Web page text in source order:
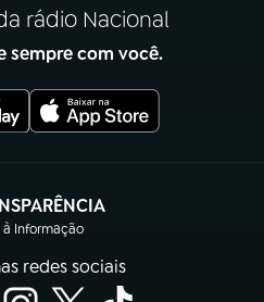
rádio Nacional
sempre com você.
à Informação
(abre em nova aba)
redes sociais